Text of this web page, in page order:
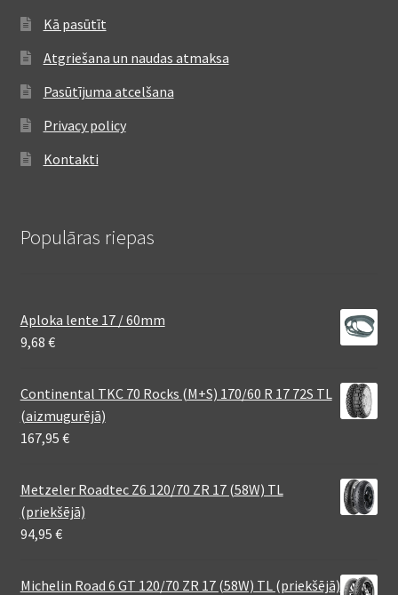
Kā pasūtīt
Atgriešana un naudas atmaksa
Pasūtījuma atcelšana
Privacy policy
Kontakti
Populāras riepas
Aploka lente 17 / 60mm
9,68 €
Continental TKC 70 Rocks (M+S) 170/60 R 17 72S TL
(aizmugurējā)
167,95 €
Metzeler Roadtec Z6 120/70 ZR 17 (58W) TL
(priekšējā)
94,95 €
Michelin Road 6 GT 120/70 ZR 17 (58W) TL (priekšējā)